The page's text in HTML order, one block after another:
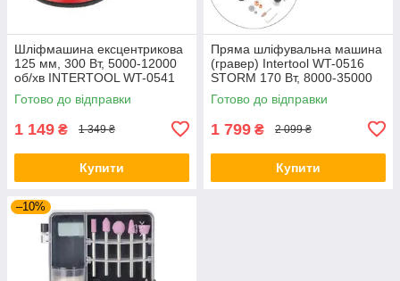
Шліфмашина ексцентрикова
125 мм, 300 Вт, 5000-12000
об/хв INTERTOOL WT-0541
Готово до відправки
1 149 ₴ 1 349 ₴
Купити
Пряма шліфувальна машина
(гравер) Intertool WT-0516
STORM 170 Вт, 8000-35000
об/хв, кейс
Готово до відправки
1 799 ₴ 2 099 ₴
Купити
–10%